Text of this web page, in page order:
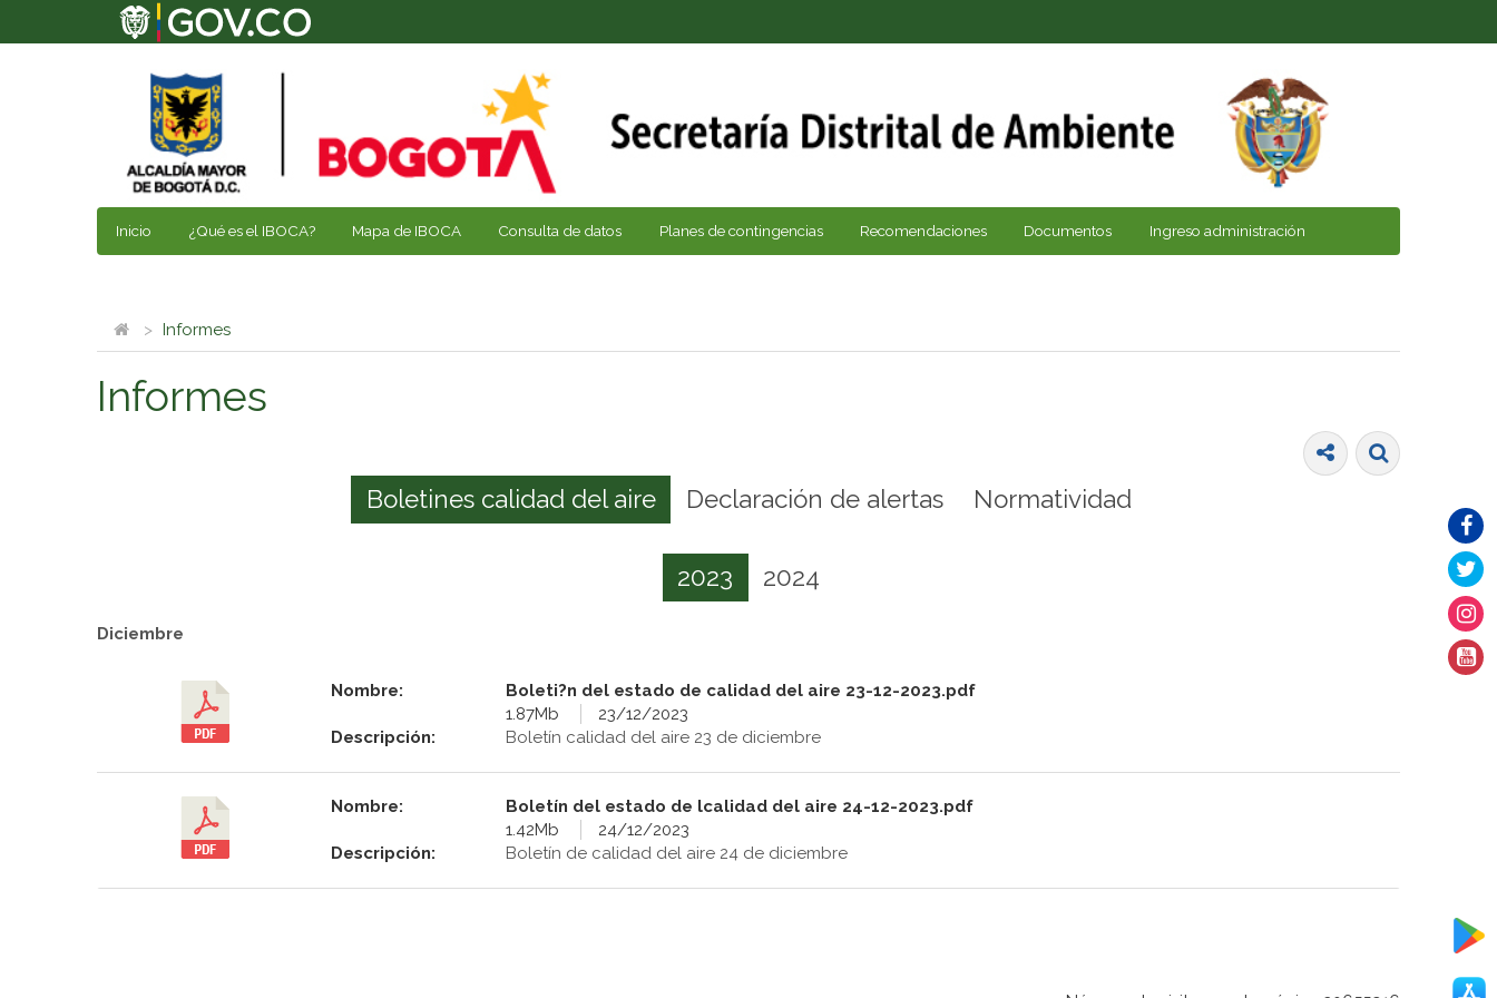
Inicio ¿Qué es el IBOCA? Mapa de IBOCA Consulta de datos Planes de contingencias Recomendaciones Documentos Ingreso administración
Informes
Informes
Boletines calidad del aire Declaración de alertas Normatividad
2023 2024
Diciembre
Nombre:
Boleti?n del estado de calidad del aire 23-12-2023.pdf
1.87Mb
23/12/2023
Descripción:
Boletín calidad del aire 23 de diciembre
Nombre:
Boletín del estado de lcalidad del aire 24-12-2023.pdf
1.42Mb
24/12/2023
Descripción:
Boletín de calidad del aire 24 de diciembre